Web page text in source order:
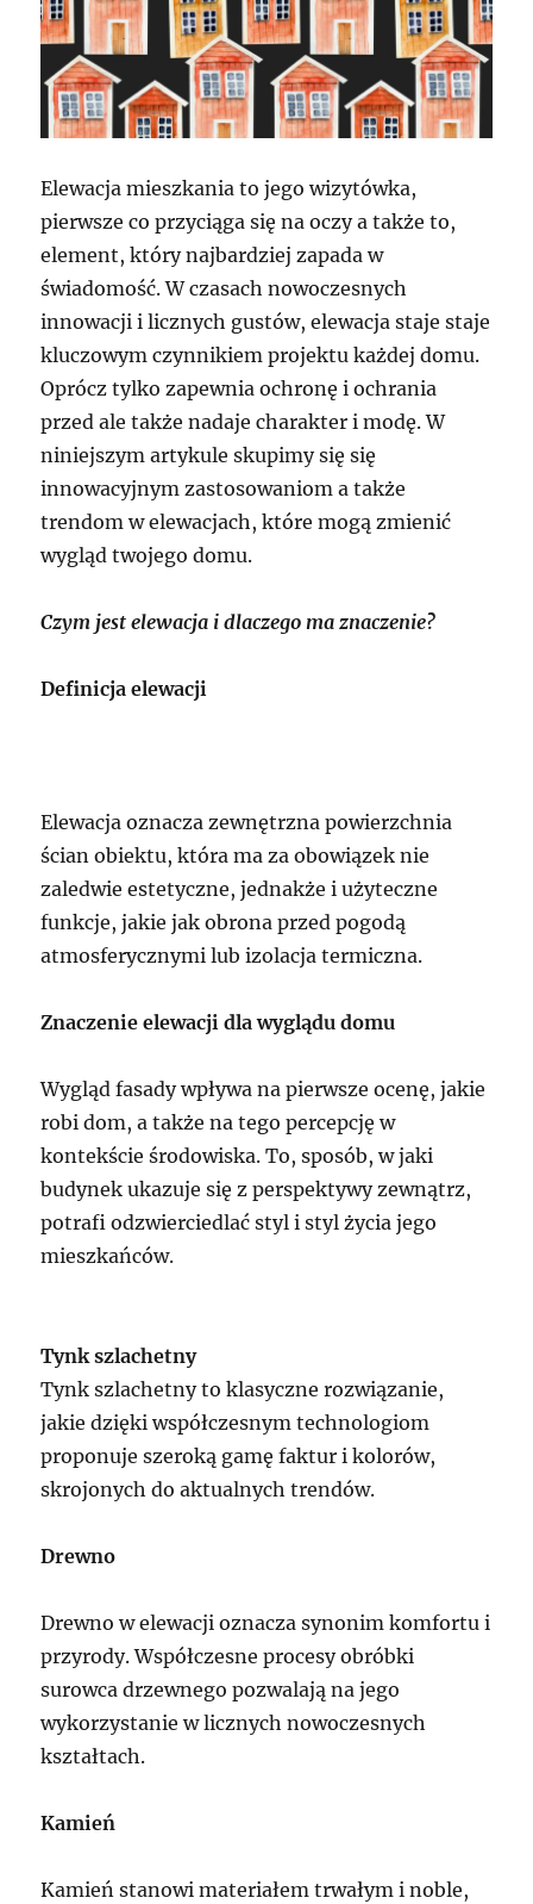
Elewacja mieszkania to jego wizytówka,
pierwsze co przyciąga się na oczy a także to,
element, który najbardziej zapada w
świadomość. W czasach nowoczesnych
innowacji i licznych gustów, elewacja staje staje
kluczowym czynnikiem projektu każdej domu.
Oprócz tylko zapewnia ochronę i ochrania
przed ale także nadaje charakter i modę. W
niniejszym artykule skupimy się się
innowacyjnym zastosowaniom a także
trendom w elewacjach, które mogą zmienić
wygląd twojego domu.
Czym jest elewacja i dlaczego ma znaczenie?
Definicja elewacji
Elewacja oznacza zewnętrzna powierzchnia
ścian obiektu, która ma za obowiązek nie
zaledwie estetyczne, jednakże i użyteczne
funkcje, jakie jak obrona przed pogodą
atmosferycznymi lub izolacja termiczna.
Znaczenie elewacji dla wyglądu domu
Wygląd fasady wpływa na pierwsze ocenę, jakie
robi dom, a także na tego percepcję w
kontekście środowiska. To, sposób, w jaki
budynek ukazuje się z perspektywy zewnątrz,
potrafi odzwierciedlać styl i styl życia jego
mieszkańców.
Tynk szlachetny
Tynk szlachetny to klasyczne rozwiązanie,
jakie dzięki współczesnym technologiom
proponuje szeroką gamę faktur i kolorów,
skrojonych do aktualnych trendów.
Drewno
Drewno w elewacji oznacza synonim komfortu i
przyrody. Współczesne procesy obróbki
surowca drzewnego pozwalają na jego
wykorzystanie w licznych nowoczesnych
kształtach.
Kamień
Kamień stanowi materiałem trwałym i noble,